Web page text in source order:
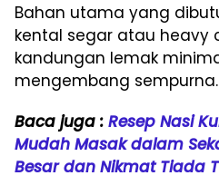
Bahan utama yang
kental segar atau heavy
kandungan lemak
mengembang sempurna.
Baca juga : Resep Nasi
Mudah Masak dalam
Besar dan Nikmat Tiada